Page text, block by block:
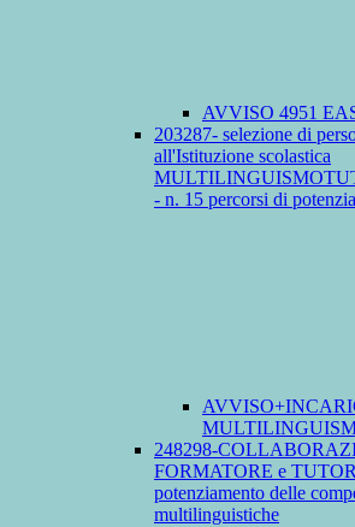
AVVISO 4951
203287- selezione di
all'Istituzione scolastica
- n. 15 percorsi di
248298-
FORMATORE e
potenziamento delle
multilinguistiche